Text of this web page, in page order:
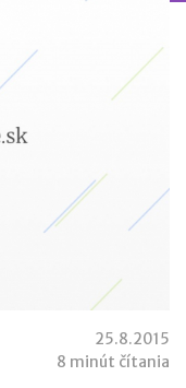
25.8.2015
8 minút čítania